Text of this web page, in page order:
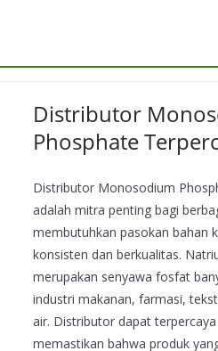
Distributor
Phosphate
Distributor Monosodium
adalah mitra penting bagi
membutuhkan pasokan bahan
konsisten dan berkualitas.
merupakan senyawa fosfat
industri makanan, farmasi,
air. Distributor dapat
memastikan bahwa produk